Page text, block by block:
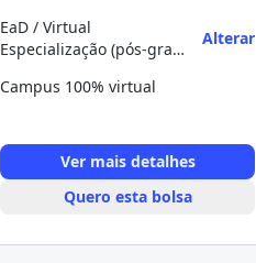
EaD / Virtual
Especialização (pós-graduação)
Alterar
Campus 100% virtual
Ver mais detalhes
Quero esta bolsa